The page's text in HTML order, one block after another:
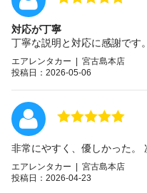
対応が丁寧
丁寧な説明と対応に感謝です。
エアレンタカー | 宮古島本店
投稿日：2026-05-06
非常にやすく、優しかった。
エアレンタカー | 宮古島本店
投稿日：2026-04-23